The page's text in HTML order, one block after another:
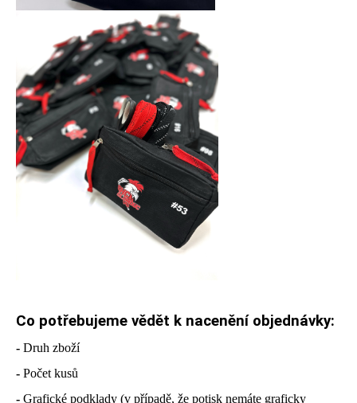
Co potřebujeme vědět k nacenění objednávky:
- Druh zboží
- Počet kusů
- Grafické podklady (v případě, že potisk nemáte graficky